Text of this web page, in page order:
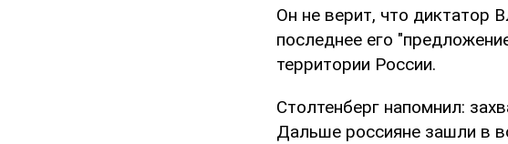
Он не верит, что диктатор
последнее его
территории России.
Столтенберг напомнил:
Дальше россияне зашли в